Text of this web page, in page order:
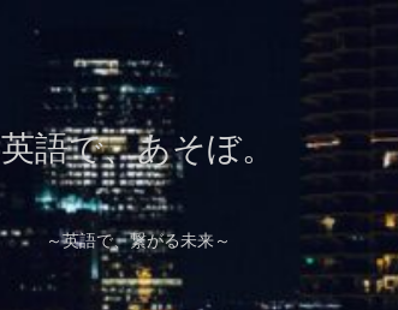
英語で、あそぼ。
～英語で、繋がる未来～